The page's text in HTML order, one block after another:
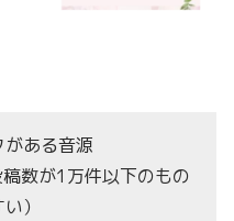
ある音源
稿数が1万件以下のもの
）